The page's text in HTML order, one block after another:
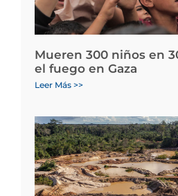
Mueren 300 niños en
el fuego en Gaza
Leer Más >>